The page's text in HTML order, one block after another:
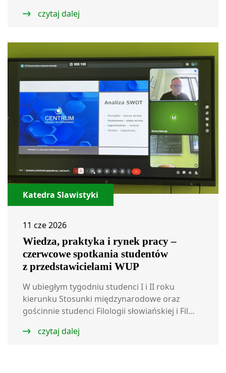
czytaj dalej
Katedra Slawistyki
11 cze 2026
Wiedza, praktyka i rynek pracy –
czerwcowe spotkania studentów
z przedstawicielami WUP
W ubiegłym tygodniu studenci I i II roku
kierunku Stosunki międzynarodowe oraz
gościnnie studenci Filologii słowiańskiej i Fil...
czytaj dalej